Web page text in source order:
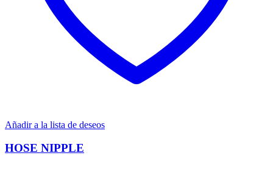
Añadir a la lista de deseos
HOSE NIPPLE